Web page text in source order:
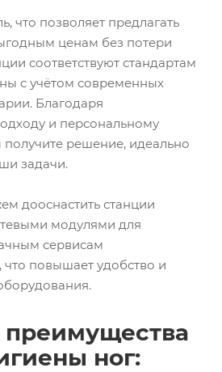
что позволяет предлагать
ценам без потери
соответствуют стандартам
с учётом современных
Благодаря
и персональному
решение, идеально
задачи.
дооснастить станции
модулями для
сервисам
что повышает удобство и
ног: